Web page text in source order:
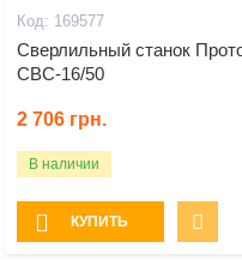
169577
Сверлильный станок
СВС-16/50
2 706 грн.
В наличии
КУПИТЬ